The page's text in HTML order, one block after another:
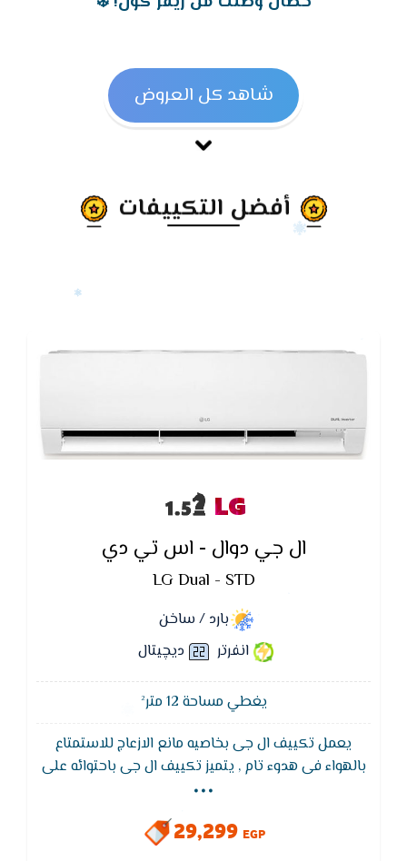
شاهد كل العروض
أفضل التكييفات
LG
ال جي دوال - اس تي دي
LG Dual - STD
بارد / ساخن
انفرتر
ديچيتال
يغطي مساحة 12 متر²
يعمل تكييف ال جى بخاصيه مانع الازعاج للاستمتاع
بالهواء فى هدوء تام , يتميز تكييف ال جى باحتوائه على
خاصية الانفرتر التى تعمل على تقليل استهلاك الكهرباء
الغرفة
...
29,299 EGP